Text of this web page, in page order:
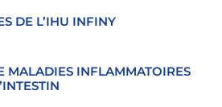
DE L’IHU INFINY
MALADIES INFLAMMATOIRES